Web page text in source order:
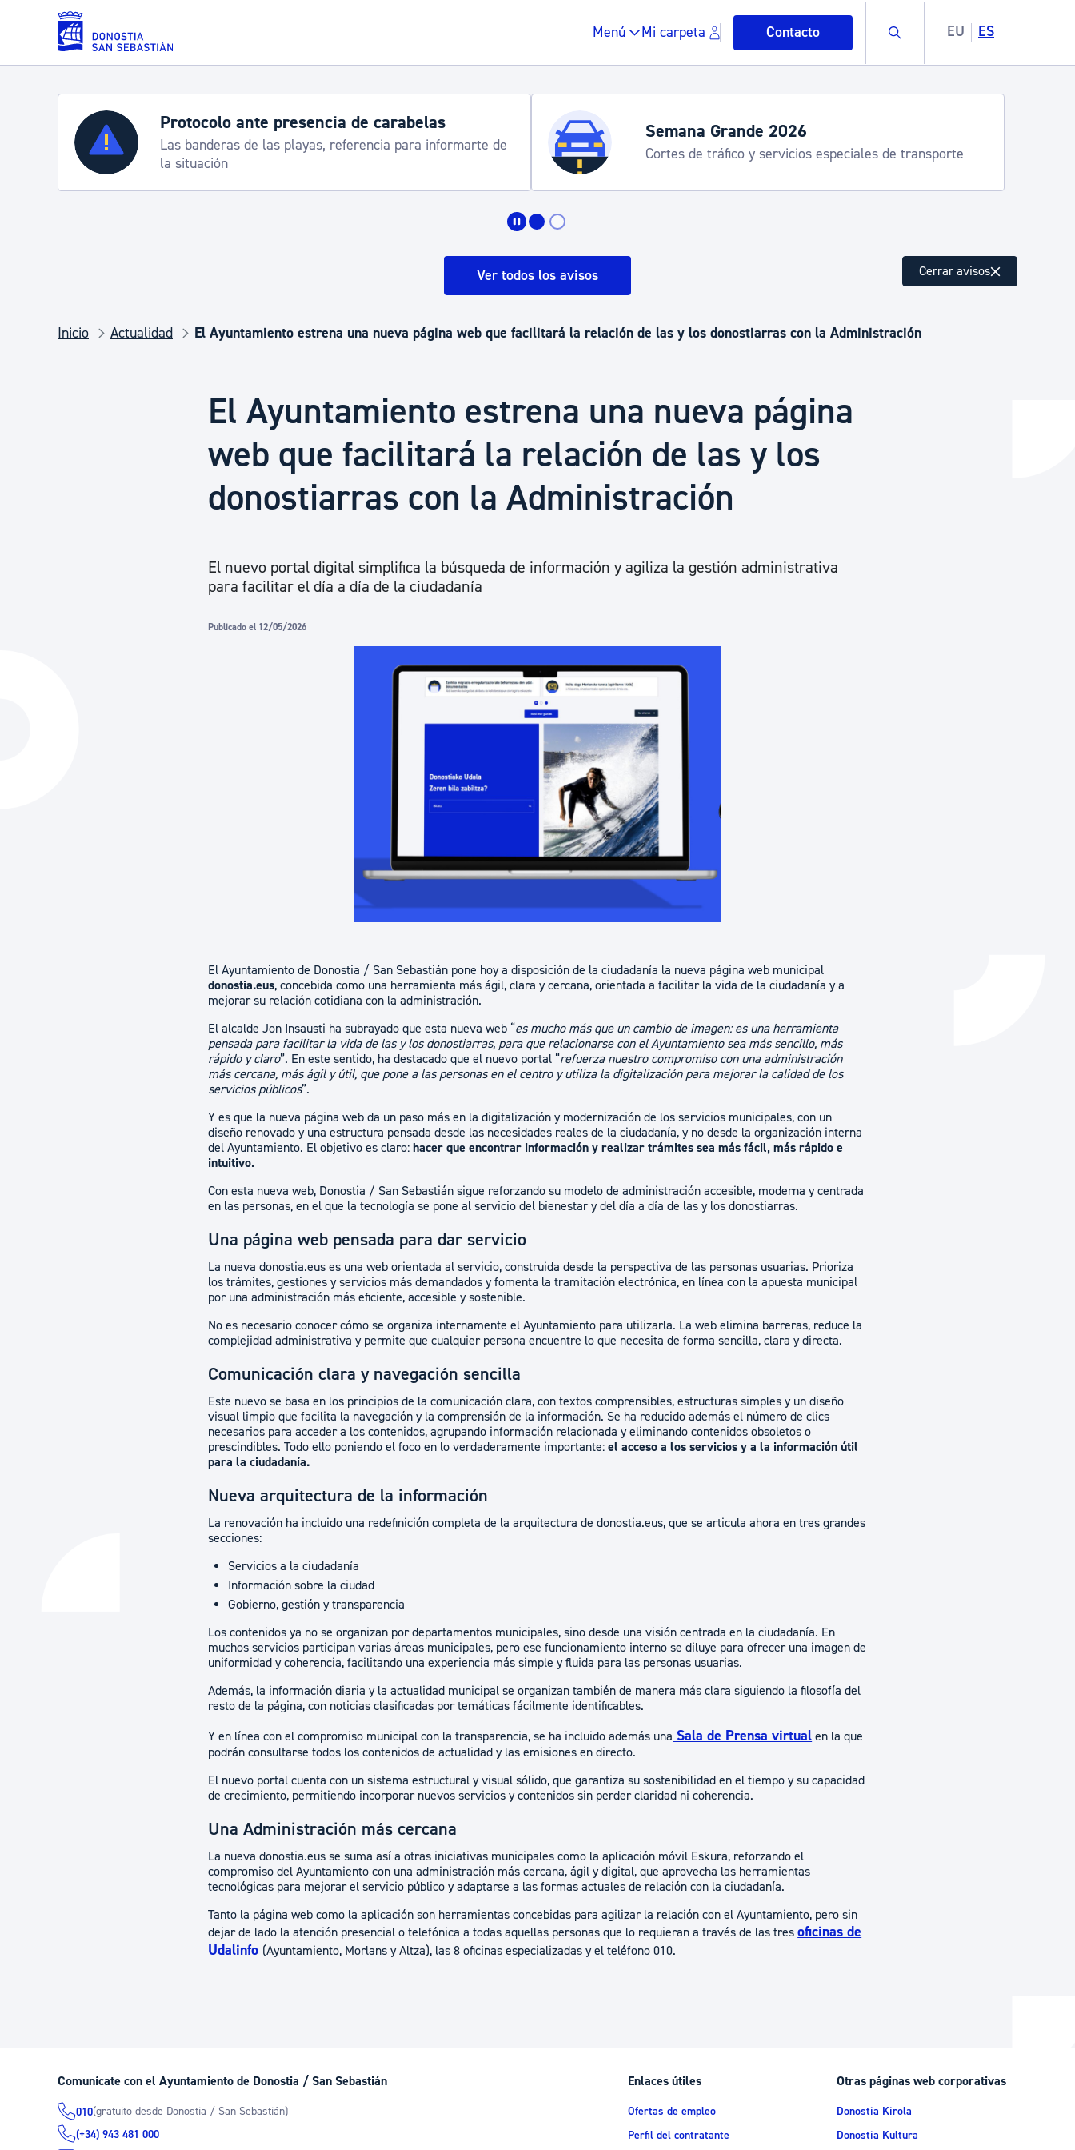
Saltar al contenido principal
Menú Mi carpeta Contacto Buscar EU ES
Servicios
Padrón y asuntos personales
Espacio público, residuos y medioambiente
Salud Pública, animales y consumo Desarrollo económico y empleo
Igualdad, Derechos Humanos y convivencia
Administración municipal
Tablón de anuncios oficiales
Calendario fiscal
Portal de transparencia
Protocolo ante presencia de carabelas
Las banderas de las playas, referencia para informarte de
la situación
Semana Grande 2026
Cortes de tráfico y servicios especiales de transporte
Ver todos los avisos Cerrar avisos
Inicio Actualidad El Ayuntamiento estrena una nueva página web que facilitará la relación de las y los donostiarras con la Administración
El Ayuntamiento estrena una nueva página
web que facilitará la relación de las y los
donostiarras con la Administración
El nuevo portal digital simplifica la búsqueda de información y agiliza la gestión administrativa
para facilitar el día a día de la ciudadanía
Publicado el 12/05/2026
El Ayuntamiento de Donostia / San Sebastián pone hoy a disposición de la ciudadanía la nueva página web municipal
donostia.eus, concebida como una herramienta más ágil, clara y cercana, orientada a facilitar la vida de la ciudadanía y a
mejorar su relación cotidiana con la administración.
El alcalde Jon Insausti ha subrayado que esta nueva web “es mucho más que un cambio de imagen: es una herramienta
pensada para facilitar la vida de las y los donostiarras, para que relacionarse con el Ayuntamiento sea más sencillo, más
rápido y claro”. En este sentido, ha destacado que el nuevo portal “refuerza nuestro compromiso con una administración
más cercana, más ágil y útil, que pone a las personas en el centro y utiliza la digitalización para mejorar la calidad de los
servicios públicos”.
Y es que la nueva página web da un paso más en la digitalización y modernización de los servicios municipales, con un
diseño renovado y una estructura pensada desde las necesidades reales de la ciudadanía, y no desde la organización interna
del Ayuntamiento. El objetivo es claro: hacer que encontrar información y realizar trámites sea más fácil, más rápido e
intuitivo.
Con esta nueva web, Donostia / San Sebastián sigue reforzando su modelo de administración accesible, moderna y centrada
en las personas, en el que la tecnología se pone al servicio del bienestar y del día a día de las y los donostiarras.
Una página web pensada para dar servicio
La nueva donostia.eus es una web orientada al servicio, construida desde la perspectiva de las personas usuarias. Prioriza
los trámites, gestiones y servicios más demandados y fomenta la tramitación electrónica, en línea con la apuesta municipal
por una administración más eficiente, accesible y sostenible.
No es necesario conocer cómo se organiza internamente el Ayuntamiento para utilizarla. La web elimina barreras, reduce la
complejidad administrativa y permite que cualquier persona encuentre lo que necesita de forma sencilla, clara y directa.
Comunicación clara y navegación sencilla
Este nuevo se basa en los principios de la comunicación clara, con textos comprensibles, estructuras simples y un diseño
visual limpio que facilita la navegación y la comprensión de la información. Se ha reducido además el número de clics
necesarios para acceder a los contenidos, agrupando información relacionada y eliminando contenidos obsoletos o
prescindibles. Todo ello poniendo el foco en lo verdaderamente importante: el acceso a los servicios y a la información útil
para la ciudadanía.
Nueva arquitectura de la información
La renovación ha incluido una redefinición completa de la arquitectura de donostia.eus, que se articula ahora en tres grandes
secciones:
Servicios a la ciudadanía
Información sobre la ciudad
Gobierno, gestión y transparencia
Los contenidos ya no se organizan por departamentos municipales, sino desde una visión centrada en la ciudadanía. En
muchos servicios participan varias áreas municipales, pero ese funcionamiento interno se diluye para ofrecer una imagen de
uniformidad y coherencia, facilitando una experiencia más simple y fluida para las personas usuarias.
Además, la información diaria y la actualidad municipal se organizan también de manera más clara siguiendo la filosofía del
resto de la página, con noticias clasificadas por temáticas fácilmente identificables.
Y en línea con el compromiso municipal con la transparencia, se ha incluido además una Sala de Prensa virtual en la que
podrán consultarse todos los contenidos de actualidad y las emisiones en directo.
El nuevo portal cuenta con un sistema estructural y visual sólido, que garantiza su sostenibilidad en el tiempo y su capacidad
de crecimiento, permitiendo incorporar nuevos servicios y contenidos sin perder claridad ni coherencia.
Una Administración más cercana
La nueva donostia.eus se suma así a otras iniciativas municipales como la aplicación móvil Eskura, reforzando el
compromiso del Ayuntamiento con una administración más cercana, ágil y digital, que aprovecha las herramientas
tecnológicas para mejorar el servicio público y adaptarse a las formas actuales de relación con la ciudadanía.
Tanto la página web como la aplicación son herramientas concebidas para agilizar la relación con el Ayuntamiento, pero sin
dejar de lado la atención presencial o telefónica a todas aquellas personas que lo requieran a través de las tresoficinas de
Udalinfo (Ayuntamiento, Morlans y Altza), las 8 oficinas especializadas y el teléfono 010.
Comunícate con el Ayuntamiento de Donostia / San Sebastián
010(gratuito desde Donostia / San Sebastián)
(+34) 943 481 000
Enlaces útiles
Ofertas de empleo
Perfil del contratante
Otras páginas web corporativas
Donostia Kirola
Donostia Kultura